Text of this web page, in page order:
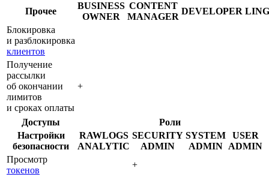
Прочее
BUSINESS
OWNER
CONTENT
MANAGER
DEVELOPER
Блокировка
и разблокировка
клиентов
Получение
рассылки
об окончании
лимитов
и сроках оплаты
+
Доступы
Роли
Настройки
безопасности
RAWLOGS
ANALYTIC
SECURITY
ADMIN
SYSTEM
ADMIN
USER
ADMIN
Просмотр
токенов
+